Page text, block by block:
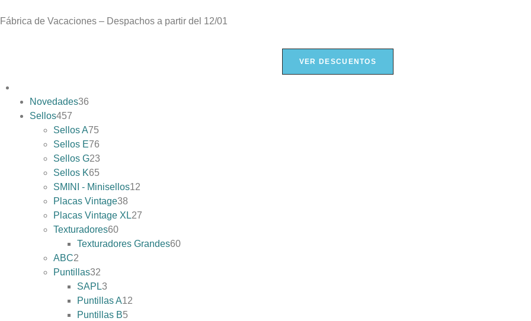
Fábrica de Vacaciones – Despachos a partir del 12/01
VER DESCUENTOS
Novedades36
Sellos457
Sellos A75
Sellos E76
Sellos G23
Sellos K65
SMINI - Minisellos12
Placas Vintage38
Placas Vintage XL27
Texturadores60
Texturadores Grandes60
ABC2
Puntillas32
SAPL3
Puntillas A12
Puntillas B5